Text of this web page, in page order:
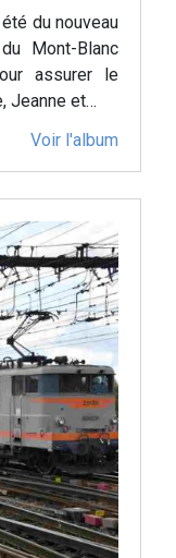
du nouveau
Mont-Blanc
assurer le
Jeanne et…
Voir l'album